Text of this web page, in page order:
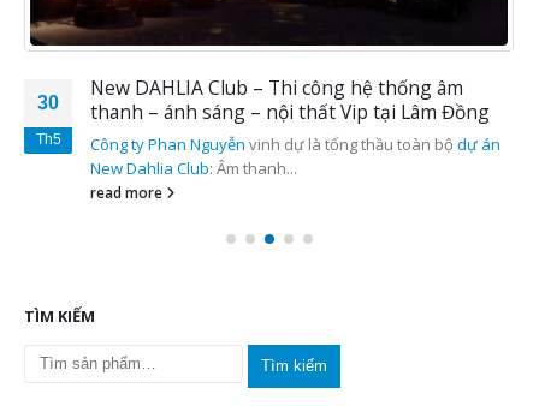
30
Th5
New DAHLIA Club – Thi công hệ thống âm
thanh – ánh sáng – nội thất Vip tại Lâm Đồng
Công ty Phan Nguyễn vinh dự là tổng thầu toàn bộ dự án
New Dahlia Club: Âm thanh...
read more
TÌM KIẾM
Tìm kiếm